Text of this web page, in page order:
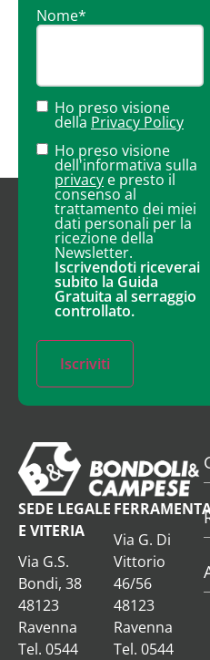
Nome*
Ho preso visione
della Privacy Policy
Ho preso visione
dell'informativa sulla
privacy e presto il
consenso al
trattamento dei miei
dati personali per la
ricezione della
Newsletter.
Iscrivendoti riceverai
subito la Guida
Gratuita al serraggio
controllato.
Iscriviti
SEDE LEGALE
E VITERIA
Via G.S.
Bondi, 38
48123
Ravenna
Tel. 0544
Via G. Di
Vittorio
46/56
48123
Ravenna
Tel. 0544